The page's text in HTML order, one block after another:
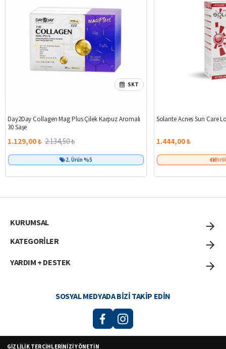
%47
SKT
Day2Day Collagen Mag Plus Çilek Karpuz Aromalı
30 Saşe
1.129,00 ₺ 2.134,50 ₺
2. Ürün %5
Solante Acnes Sun Care
1.444,00 ₺
KURUMSAL
KATEGORİLER
YARDIM + DESTEK
SOSYAL MEDYADA BIZI TAKIP EDIN
GIZLILIK TERCIHLERINIZI YÖNETIN